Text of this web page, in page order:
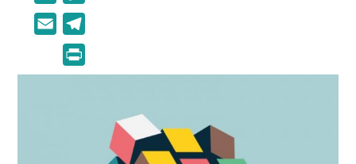
o
p
y
L
i
n
e
e
l
r